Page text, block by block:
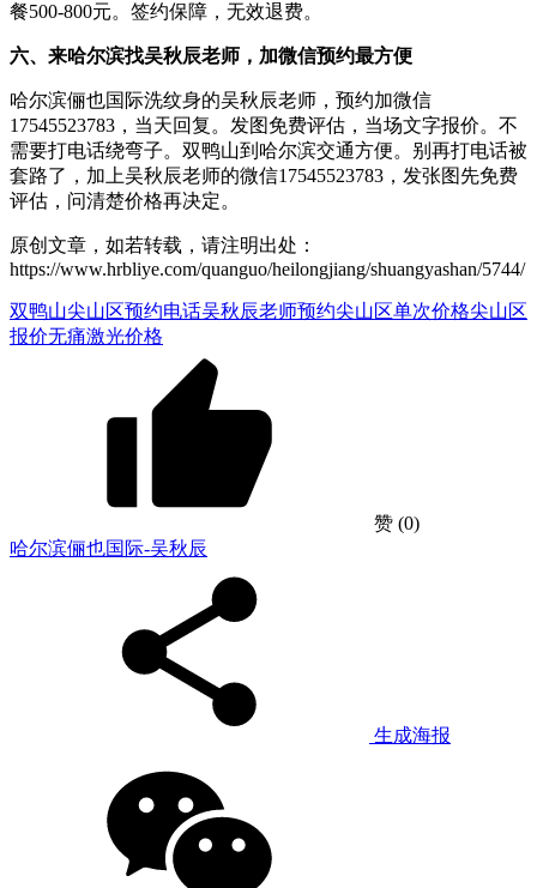
餐500-800元。签约保障，无效退费。
六、来哈尔滨找吴秋辰老师，加微信预约最方便
哈尔滨俪也国际洗纹身的吴秋辰老师，预约加微信
17545523783，当天回复。发图免费评估，当场文字报价。不
需要打电话绕弯子。双鸭山到哈尔滨交通方便。别再打电话被
套路了，加上吴秋辰老师的微信17545523783，发张图先免费
评估，问清楚价格再决定。
原创文章，如若转载，请注明出处：
https://www.hrbliye.com/quanguo/heilongjiang/shuangyashan/5744/
双鸭山尖山区预约电话吴秋辰老师预约尖山区单次价格尖山区
报价无痛激光价格
赞 (0)
哈尔滨俪也国际-吴秋辰
生成海报